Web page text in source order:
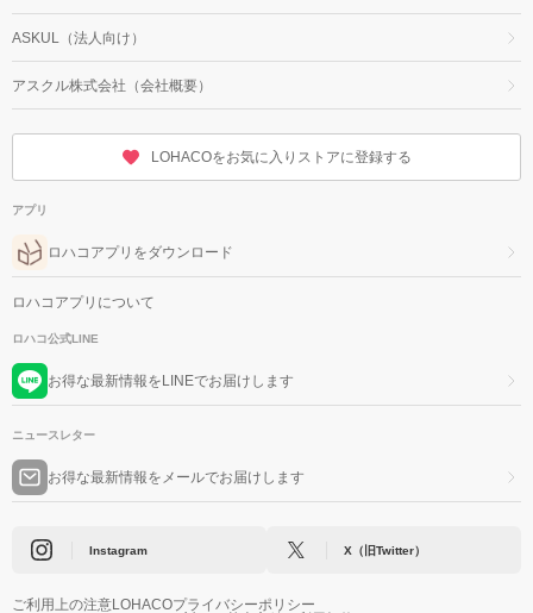
ASKUL（法人向け）
アスクル株式会社（会社概要）
LOHACOをお気に入りストアに登録する
アプリ
ロハコアプリをダウンロード
ロハコアプリについて
ロハコ公式LINE
お得な最新情報をLINEでお届けします
ニュースレター
お得な最新情報をメールでお届けします
Instagram X（旧Twitter）
ご利用上の注意LOHACOプライバシーポリシー